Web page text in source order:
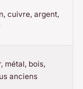
cuivre, argent,
métal, bois,
anciens